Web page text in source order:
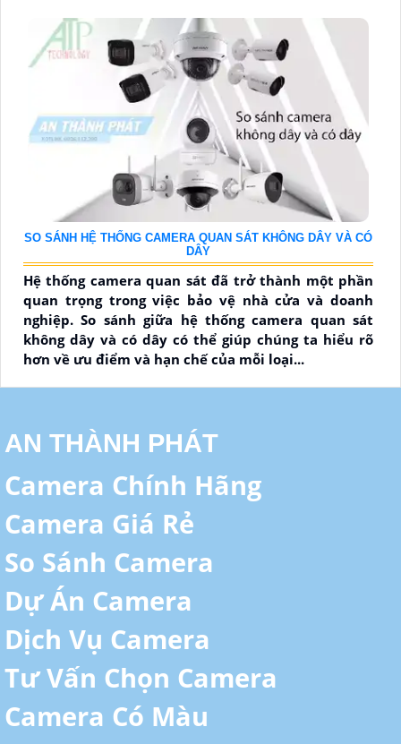
SO SÁNH HỆ THỐNG CAMERA QUAN SÁT KHÔNG DÂY VÀ CÓ
DÂY
Hệ thống camera quan sát đã trở thành một phần
quan trọng trong việc bảo vệ nhà cửa và doanh
nghiệp. So sánh giữa hệ thống camera quan sát
không dây và có dây có thể giúp chúng ta hiểu rõ
hơn về ưu điểm và hạn chế của mỗi loại...
AN THÀNH PHÁT
Camera Chính Hãng
Camera Giá Rẻ
So Sánh Camera
Dự Án Camera
Dịch Vụ Camera
Tư Vấn Chọn Camera
Camera Có Màu